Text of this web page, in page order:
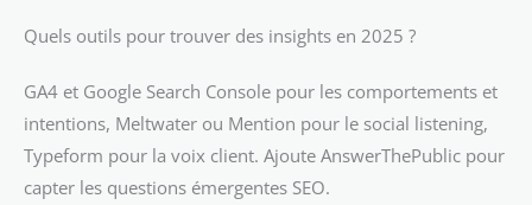
Quels outils pour trouver des insights en 2025 ?
GA4 et Google Search Console pour les comportements et
intentions, Meltwater ou Mention pour le social listening,
Typeform pour la voix client. Ajoute AnswerThePublic pour
capter les questions émergentes SEO.